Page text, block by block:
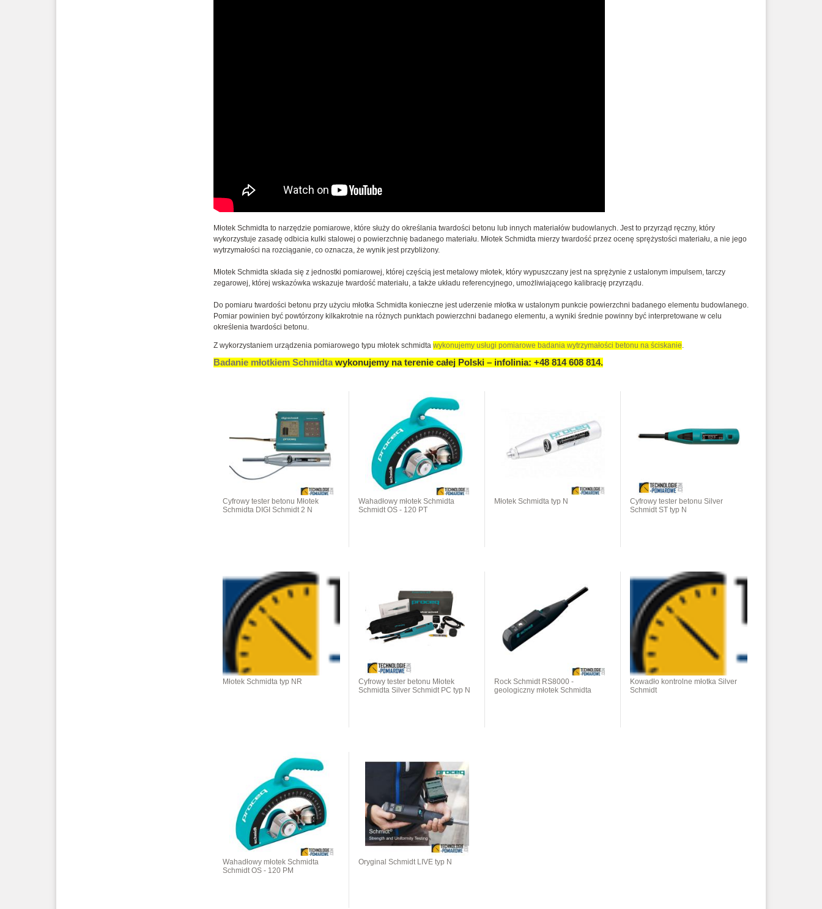
Młotek Schmidta to narzędzie pomiarowe, które służy do określania twardości betonu lub innych materiałów budowlanych. Jest to przyrząd ręczny, który
wykorzystuje zasadę odbicia kulki stalowej o powierzchnię badanego materiału. Młotek Schmidta mierzy twardość przez ocenę sprężystości materiału, a nie jego
wytrzymałości na rozciąganie, co oznacza, że wynik jest przybliżony.
Młotek Schmidta składa się z jednostki pomiarowej, której częścią jest metalowy młotek, który wypuszczany jest na sprężynie z ustalonym impulsem, tarczy
zegarowej, której wskazówka wskazuje twardość materiału, a także układu referencyjnego, umożliwiającego kalibrację przyrządu.
Do pomiaru twardości betonu przy użyciu młotka Schmidta konieczne jest uderzenie młotka w ustalonym punkcie powierzchni badanego elementu budowlanego.
Pomiar powinien być powtórzony kilkakrotnie na różnych punktach powierzchni badanego elementu, a wyniki średnie powinny być interpretowane w celu
określenia twardości betonu.
Z wykorzystaniem urządzenia pomiarowego typu młotek schmidta wykonujemy usługi pomiarowe badania wytrzymałości betonu na ściskanie.
Badanie młotkiem Schmidta wykonujemy na terenie całej Polski – infolinia: +48 814 608 814.
Cyfrowy tester betonu Młotek
Schmidta DIGI Schmidt 2 N
Wahadłowy młotek Schmidta
Schmidt OS - 120 PT
Młotek Schmidta typ N
Cyfrowy tester betonu Silver
Schmidt ST typ N
Młotek Schmidta typ NR
Cyfrowy tester betonu Młotek
Schmidta Silver Schmidt PC typ N
Rock Schmidt RS8000 -
geologiczny młotek Schmidta
Kowadło kontrolne młotka Silver
Schmidt
Wahadłowy młotek Schmidta
Schmidt OS - 120 PM
Oryginal Schmidt LIVE typ N